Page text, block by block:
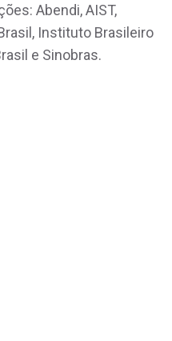
Abendi, AIST,
Instituto Brasileiro
e Sinobras.